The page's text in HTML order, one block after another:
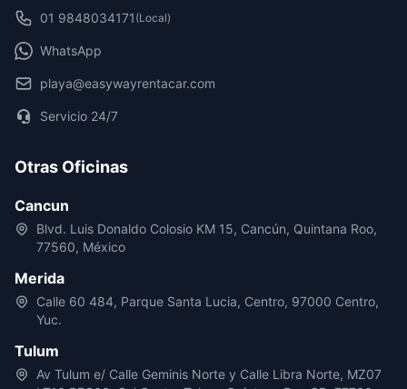
01 9848034171 (Local)
WhatsApp
playa@easywayrentacar.com
Servicio 24/7
Otras Oficinas
Cancun
Blvd. Luis Donaldo Colosio KM 15, Cancún, Quintana Roo,
77560, México
Merida
Calle 60 484, Parque Santa Lucia, Centro, 97000 Centro,
Yuc.
Tulum
Av Tulum e/ Calle Geminis Norte y Calle Libra Norte, MZ07